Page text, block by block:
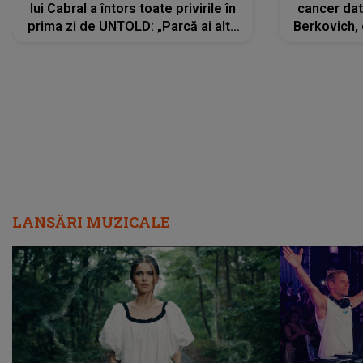
lui Cabral a întors toate privirile în
prima zi de UNTOLD: „Parcă ai altă
cancer
LANSĂRI MUZICALE